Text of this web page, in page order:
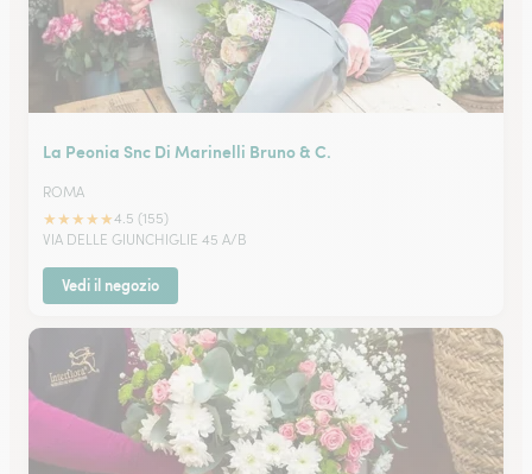
La Peonia Snc Di Marinelli Bruno & C.
ROMA
★★★★★4.5 (155)
VIA DELLE GIUNCHIGLIE 45 A/B
Vedi il negozio